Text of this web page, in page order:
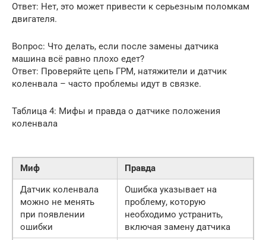
Ответ: Нет, это может привести к серьезным поломкам
двигателя.
Вопрос: Что делать, если после замены датчика
машина всё равно плохо едет?
Ответ: Проверяйте цепь ГРМ, натяжители и датчик
коленвала – часто проблемы идут в связке.
Таблица 4: Мифы и правда о датчике положения
коленвала
Миф
Правда
Датчик коленвала
можно не менять
при появлении
ошибки
Ошибка указывает на
проблему, которую
необходимо устранить,
включая замену датчика